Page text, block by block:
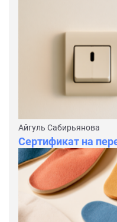
Айгуль Сабирьянова
Сертификат на